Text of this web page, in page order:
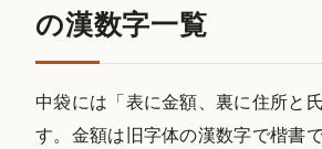
の漢数字一覧
中袋には「表に金額、裏に住所と
す。金額は旧字体の漢数字で楷書で